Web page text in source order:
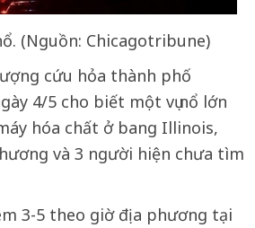
(Nguồn: Chicagotribune)
cứu hỏa thành phố
4/5 cho biết một vụ nổ lớn
hóa chất ở bang Illinois,
và 3 người hiện chưa tìm
3-5 theo giờ địa phương tại